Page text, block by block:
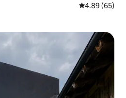
平均评分 4.89
4.89 (65)